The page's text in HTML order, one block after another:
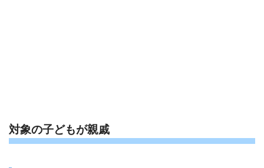
対象の子どもが親戚